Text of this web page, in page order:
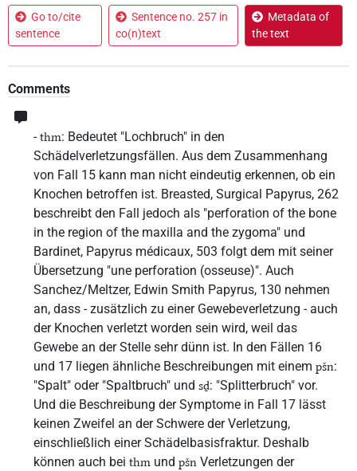
Go to/cite
sentence
Sentence no. 257 in
co(n)text
Metadata of
the text
Comments
-thm: Bedeutet "Lochbruch" in den
Schädelverletzungsfällen. Aus dem Zusammenhang
von Fall 15 kann man nicht eindeutig erkennen, ob ein
Knochen betroffen ist. Breasted, Surgical Papyrus, 262
beschreibt den Fall jedoch als "perforation of the bone
in the region of the maxilla and the zygoma" und
Bardinet, Papyrus médicaux, 503 folgt dem mit seiner
Übersetzung "une perforation (osseuse)". Auch
Sanchez/Meltzer, Edwin Smith Papyrus, 130 nehmen
an, dass - zusätzlich zu einer Gewebeverletzung - auch
der Knochen verletzt worden sein wird, weil das
Gewebe an der Stelle sehr dünn ist. In den Fällen 16
und 17 liegen ähnliche Beschreibungen mit einem pšn:
"Spalt" oder "Spaltbruch" und sḏ: "Splitterbruch" vor.
Und die Beschreibung der Symptome in Fall 17 lässt
keinen Zweifel an der Schwere der Verletzung,
einschließlich einer Schädelbasisfraktur. Deshalb
können auch bei thm und pšn Verletzungen der